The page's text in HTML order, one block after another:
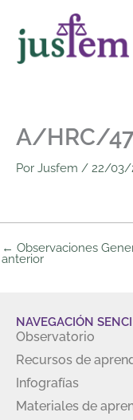
contenido
A/HRC/
Por Jusfem / 22/03/
← Observaciones
anterior
NAVEGACIÓN
Observatorio
Recursos de
Infografías
Materiales de